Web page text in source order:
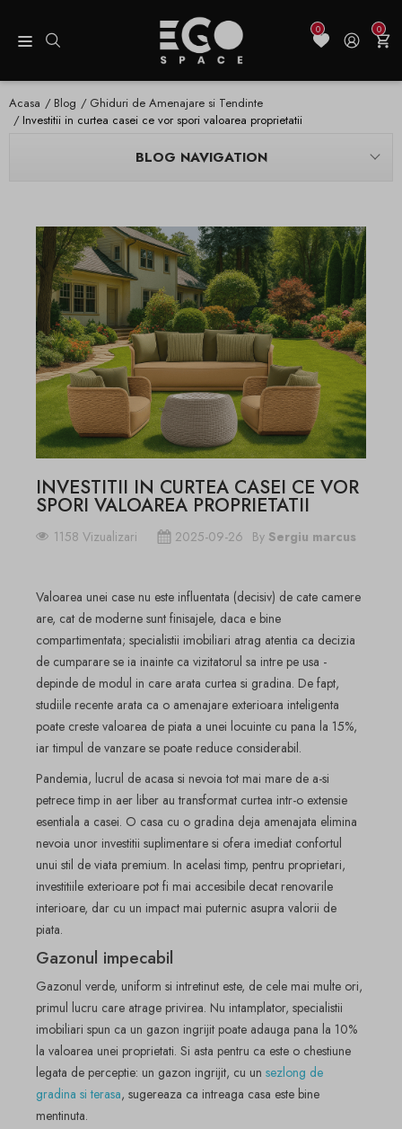
0 0
Acasa Blog
Ghiduri de Amenajare si Tendinte
Investitii in curtea casei ce vor spori valoarea proprietatii
BLOG NAVIGATION
INVESTITII IN CURTEA CASEI CE VOR
SPORI VALOAREA PROPRIETATII
1158 Vizualizari 2025-09-26 By Sergiu marcus
Valoarea unei case nu este influentata (decisiv) de cate camere
are, cat de moderne sunt finisajele, daca e bine
compartimentata; specialistii imobiliari atrag atentia ca decizia
de cumparare se ia inainte ca vizitatorul sa intre pe usa -
depinde de modul in care arata curtea si gradina. De fapt,
studiile recente arata ca o amenajare exterioara inteligenta
poate creste valoarea de piata a unei locuinte cu pana la 15%,
iar timpul de vanzare se poate reduce considerabil.
Pandemia, lucrul de acasa si nevoia tot mai mare de a-si
petrece timp in aer liber au transformat curtea intr-o extensie
esentiala a casei. O casa cu o gradina deja amenajata elimina
nevoia unor investitii suplimentare si ofera imediat confortul
unui stil de viata premium. In acelasi timp, pentru proprietari,
investitiile exterioare pot fi mai accesibile decat renovarile
interioare, dar cu un impact mai puternic asupra valorii de
piata.
Gazonul impecabil
Gazonul verde, uniform si intretinut este, de cele mai multe ori,
primul lucru care atrage privirea. Nu intamplator, specialistii
imobiliari spun ca un gazon ingrijit poate adauga pana la 10%
la valoarea unei proprietati. Si asta pentru ca este o chestiune
legata de perceptie: un gazon ingrijit, cu un sezlong de
gradina si terasa, sugereaza ca intreaga casa este bine
mentinuta.